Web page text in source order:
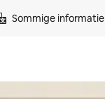
Sommige